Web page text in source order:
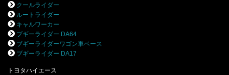
クールライダー
ルートライダー
キャルワーカー
ブギーライダー DA64
ブギーライダーワゴン車ベース
ブギーライダー DA17
トヨタハイエース